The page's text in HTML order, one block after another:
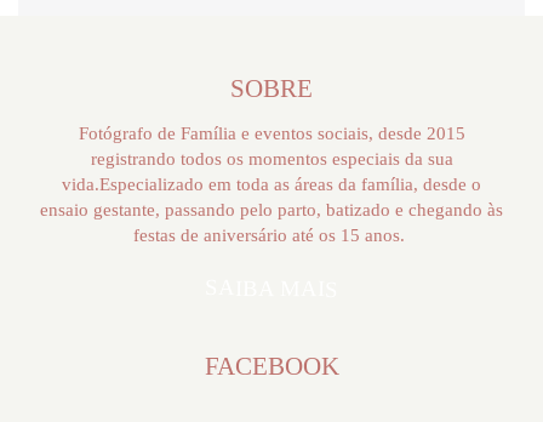
SOBRE
Fotógrafo de Família e eventos sociais, desde 2015
registrando todos os momentos especiais da sua
vida.Especializado em toda as áreas da família, desde o
ensaio gestante, passando pelo parto, batizado e chegando às
festas de aniversário até os 15 anos.
FACEBOOK